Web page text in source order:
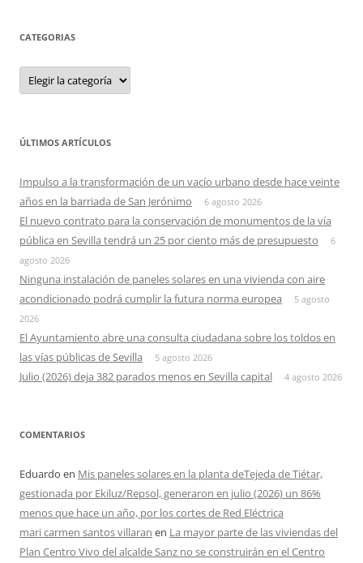
CATEGORIAS
Categorias
ÚLTIMOS ARTÍCULOS
Impulso a la transformación de un vacío urbano desde hace veinte
años en la barriada de San Jerónimo
6 agosto 2026
El nuevo contrato para la conservación de monumentos de la vía
pública en Sevilla tendrá un 25 por ciento más de presupuesto
6
agosto 2026
Ninguna instalación de paneles solares en una vivienda con aire
acondicionado podrá cumplir la futura norma europea
5 agosto
2026
El Ayuntamiento abre una consulta ciudadana sobre los toldos en
las vías públicas de Sevilla
5 agosto 2026
Julio (2026) deja 382 parados menos en Sevilla capital 4 agosto 2026
COMENTARIOS
Eduardo en Mis paneles solares en la planta deTejeda de Tiétar,
gestionada por Ekiluz/Repsol, generaron en julio (2026) un 86%
menos que hace un año, por los cortes de Red Eléctrica
mari carmen santos villaran en La mayor parte de las viviendas del
Plan Centro Vivo del alcalde Sanz no se construirán en el Centro